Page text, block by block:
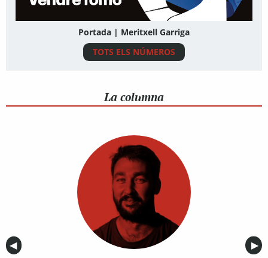
Portada | Meritxell Garriga
TOTS ELS NÚMEROS
La columna
Anterior
◀︎ ▶︎